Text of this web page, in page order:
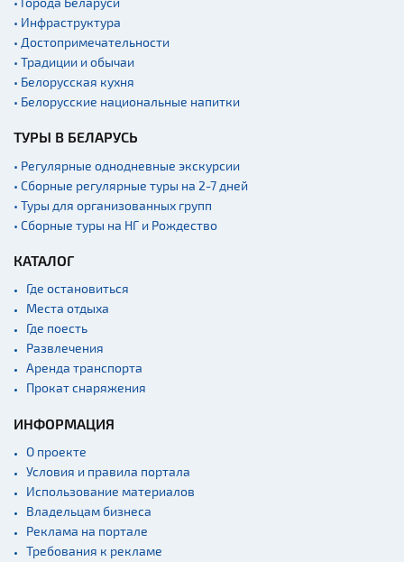
• Инфраструктура
• Достопримечательности
• Традиции и обычаи
• Белорусская кухня
• Белорусские национальные напитки
ТУРЫ В БЕЛАРУСЬ
• Регулярные однодневные экскурсии
• Сборные регулярные туры на 2-7 дней
• Туры для организованных групп
• Сборные туры на НГ и Рождество
КАТАЛОГ
Где остановиться
Места отдыха
Где поесть
Развлечения
Аренда транспорта
Прокат снаряжения
ИНФОРМАЦИЯ
О проекте
Условия и правила портала
Использование материалов
Владельцам бизнеса
Реклама на портале
Требования к рекламе